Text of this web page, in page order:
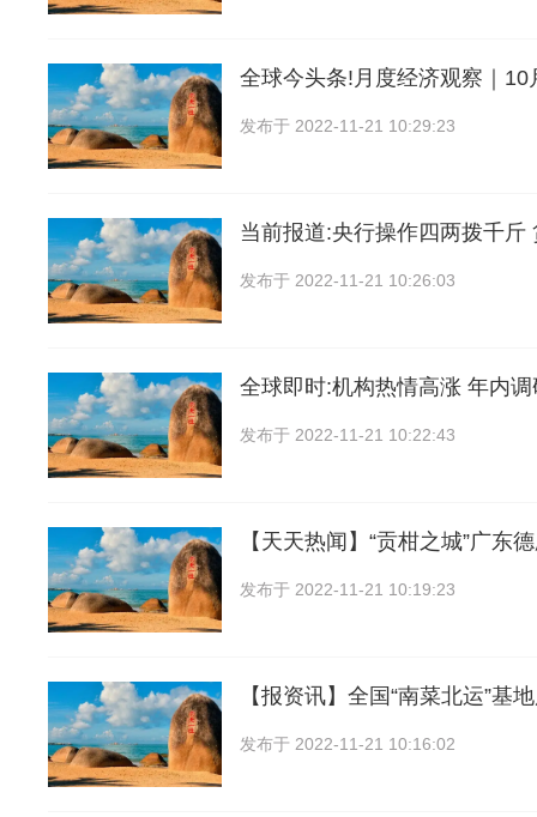
全球今头条!月度经济观察｜10
发布于 2022-11-21 10:29:23
当前报道:央行操作四两拨千斤
发布于 2022-11-21 10:26:03
全球即时:机构热情高涨 年内
发布于 2022-11-21 10:22:43
【天天热闻】“贡柑之城”广东
发布于 2022-11-21 10:19:23
【报资讯】全国“南菜北运”基
发布于 2022-11-21 10:16:02